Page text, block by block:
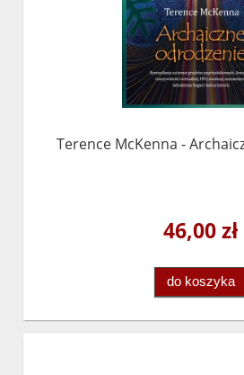
Terence McKenna -
46,00 zł
do koszyka